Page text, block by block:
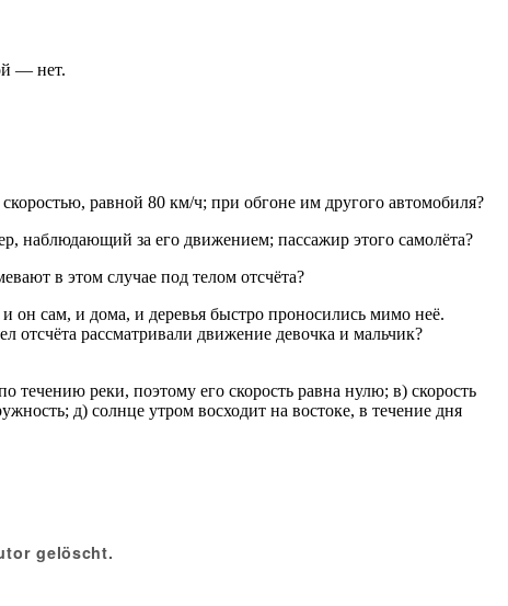
— нет.
равной 80 км/ч; при обгоне им другого автомобиля?
наблюдающий за его движением; пассажир этого самолёта?
в этом случае под телом отсчёта?
и он сам, и дома, и деревья быстро проносились мимо неё.
отсчёта рассматривали движение девочка и мальчик?
течению реки, поэтому его скорость равна нулю; в) скорость
д) солнце утром восходит на востоке, в течение дня